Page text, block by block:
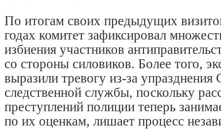
По итогам своих предыдущих
годах комитет зафиксировал
избиения участников
со стороны силовиков. Более того,
выразили тревогу из-за упразднения
следственной службы, поскольку
преступлений полиции теперь
по их оценкам, лишает процесс